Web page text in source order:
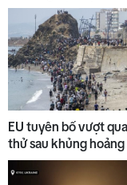
EU tuyên bố vượt
thử sau khủng